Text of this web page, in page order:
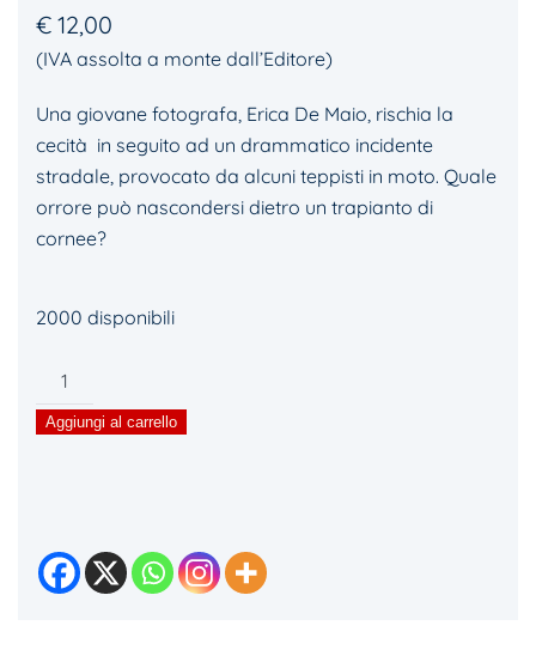
€ 12,00
(IVA assolta a monte dall’Editore)
Una giovane fotografa, Erica De Maio, rischia la
cecità in seguito ad un drammatico incidente
stradale, provocato da alcuni teppisti in moto. Quale
orrore può nascondersi dietro un trapianto di
cornee?
2000 disponibili
negli
Orvieto
quantità
Aggiungi al carrello